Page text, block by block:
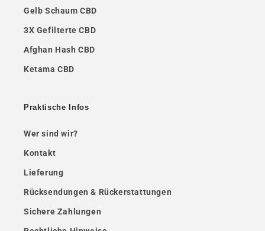
Gelb Schaum CBD
3X Gefilterte CBD
Afghan Hash CBD
Ketama CBD
Praktische Infos
Wer sind wir?
Kontakt
Lieferung
Rücksendungen & Rückerstattungen
Sichere Zahlungen